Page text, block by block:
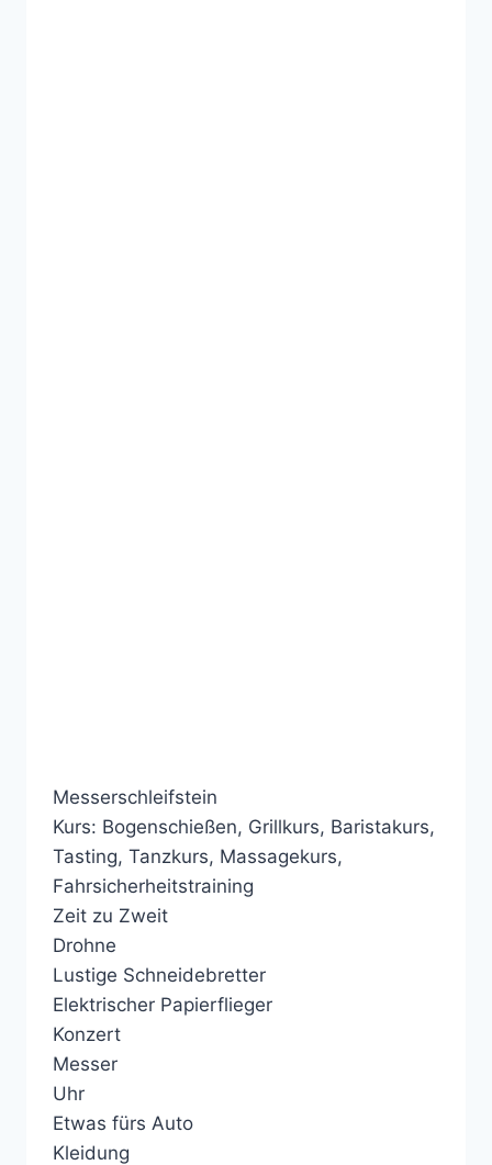
Messerschleifstein
Kurs: Bogenschießen, Grillkurs, Baristakurs,
Tasting, Tanzkurs, Massagekurs,
Fahrsicherheitstraining
Zeit zu Zweit
Drohne
Lustige Schneidebretter
Elektrischer Papierflieger
Konzert
Messer
Uhr
Etwas fürs Auto
Kleidung